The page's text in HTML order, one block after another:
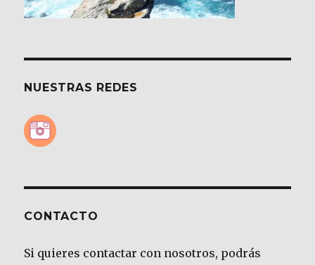
NUESTRAS REDES
CONTACTO
Si quieres contactar con nosotros, podrás